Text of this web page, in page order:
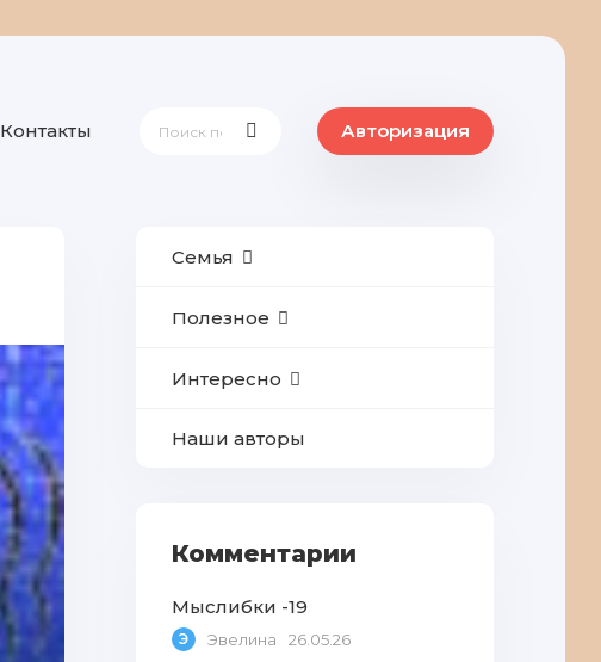
Контакты Авторизация
Семья
Полезное
Интересно
Наши авторы
Комментарии
Мыслибки -19
Э Эвелина 26.05.26